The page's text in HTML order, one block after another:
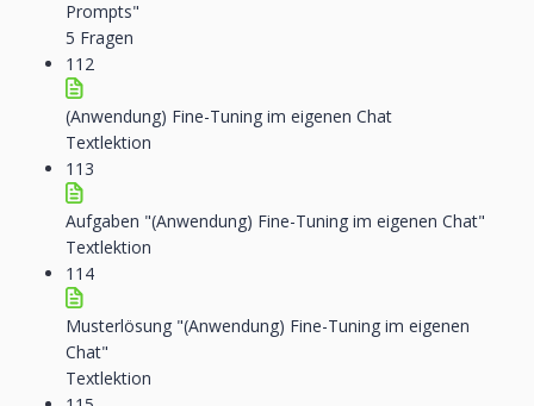
Prompts"
5 Fragen
112
(Anwendung) Fine-Tuning im eigenen Chat
Textlektion
113
Aufgaben "(Anwendung) Fine-Tuning im eigenen Chat"
Textlektion
114
Musterlösung "(Anwendung) Fine-Tuning im eigenen
Chat"
Textlektion